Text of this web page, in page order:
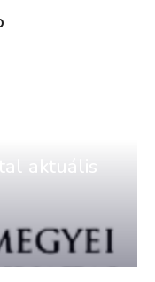
aktuális